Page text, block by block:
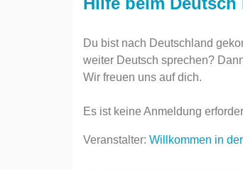
Du bist nach Deutschland
weiter Deutsch sprechen?
Wir freuen uns auf dich.
Es ist keine Anmeldung
Veranstalter: Willkommen in